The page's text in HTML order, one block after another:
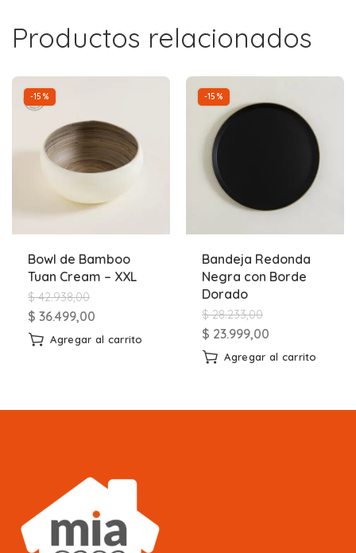
Productos relacionados
-15%
Bowl de Bamboo
Tuan Cream – XXL
$42.938,00
$ 36.499,00
Agregar al carrito
-15%
Bandeja Redonda
Negra con Borde
Dorado
$28.233,00
$ 23.999,00
Agregar al carrito